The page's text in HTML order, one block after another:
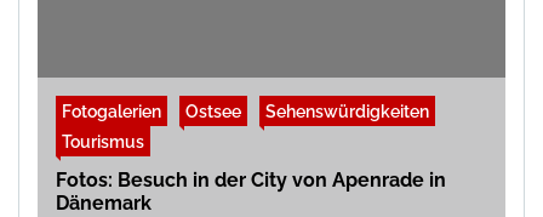
Fotogalerien Ostsee
Sehenswürdigkeiten
Tourismus
Fotos: Besuch in der City von Apenrade in
Dänemark